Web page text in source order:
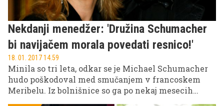
Nekdanji menedžer: 'Družina Schumacher
bi navijačem morala povedati resnico!'
18. 01. 2017 14.59
Minila so tri leta, odkar se je Michael Schumacher
hudo poškodoval med smučanjem v francoskem
Meribelu. Iz bolnišnice so ga po nekaj mesecih